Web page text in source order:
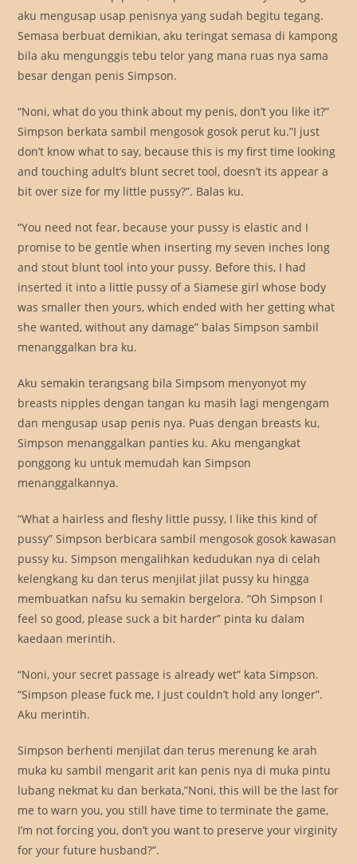
aku mengusap usap penisnya yang sudah begitu tegang.
Semasa berbuat demikian, aku teringat semasa di kampong
bila aku mengunggis tebu telor yang mana ruas nya sama
besar dengan penis Simpson.
“Noni, what do you think about my penis, don’t you like it?”
Simpson berkata sambil mengosok gosok perut ku.”I just
don’t know what to say, because this is my first time looking
and touching adult’s blunt secret tool, doesn’t its appear a
bit over size for my little pussy?”. Balas ku.
“You need not fear, because your pussy is elastic and I
promise to be gentle when inserting my seven inches long
and stout blunt tool into your pussy. Before this, I had
inserted it into a little pussy of a Siamese girl whose body
was smaller then yours, which ended with her getting what
she wanted, without any damage” balas Simpson sambil
menanggalkan bra ku.
Aku semakin terangsang bila Simpsom menyonyot my
breasts nipples dengan tangan ku masih lagi mengengam
dan mengusap usap penis nya. Puas dengan breasts ku,
Simpson menanggalkan panties ku. Aku mengangkat
ponggong ku untuk memudah kan Simpson
menanggalkannya.
“What a hairless and fleshy little pussy, I like this kind of
pussy” Simpson berbicara sambil mengosok gosok kawasan
pussy ku. Simpson mengalihkan kedudukan nya di celah
kelengkang ku dan terus menjilat jilat pussy ku hingga
membuatkan nafsu ku semakin bergelora. “Oh Simpson I
feel so good, please suck a bit harder” pinta ku dalam
kaedaan merintih.
“Noni, your secret passage is already wet” kata Simpson.
“Simpson please fuck me, I just couldn’t hold any longer”.
Aku merintih.
Simpson berhenti menjilat dan terus merenung ke arah
muka ku sambil mengarit arit kan penis nya di muka pintu
lubang nekmat ku dan berkata,”Noni, this will be the last for
me to warn you, you still have time to terminate the game,
I’m not forcing you, don’t you want to preserve your virginity
for your future husband?”.